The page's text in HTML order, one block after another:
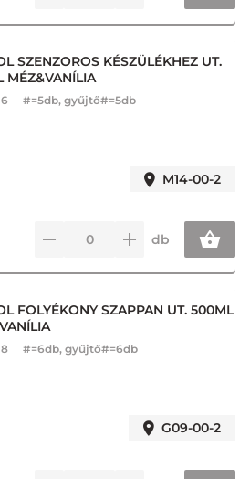
SZENZOROS KÉSZÜLÉKHEZ UT.
MÉZ&VANÍLIA
#=5db, gyűjtő#=5db
M14-00-2
db
FOLYÉKONY SZAPPAN UT. 500ML
#=6db, gyűjtő#=6db
G09-00-2